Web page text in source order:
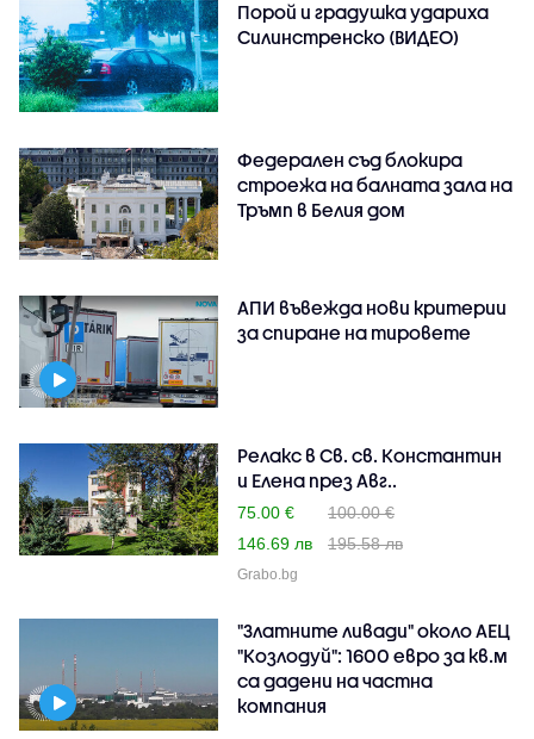
Порой и градушка удариха
Силинстренско (ВИДЕО)
Федерален съд блокира
строежа на балната зала на
Тръмп в Белия дом
АПИ въвежда нови критерии
за спиране на тировете
Релакс в Св. св. Константин
и Елена през Авг..
75.00 €
100.00 €
146.69 лв
195.58 лв
Grabo.bg
"Златните ливади" около АЕЦ
"Козлодуй": 1600 евро за кв.м
са дадени на частна
компания